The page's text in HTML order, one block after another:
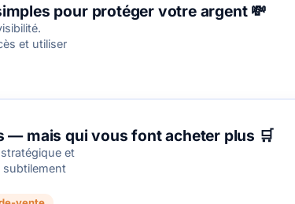
pour protéger votre argent 💸
et utiliser
— mais qui vous font acheter plus 🛒
et